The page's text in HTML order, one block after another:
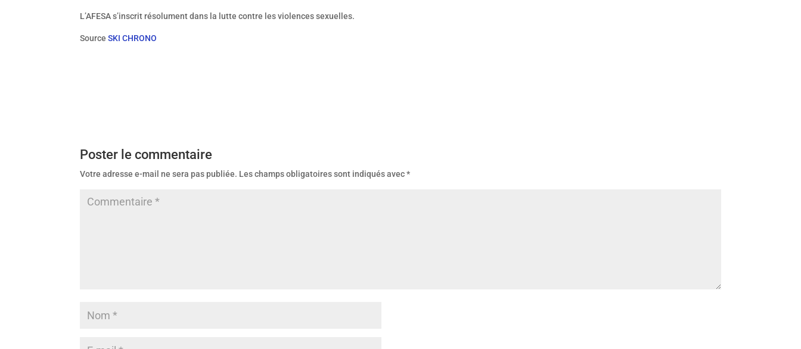
L’AFESA s’inscrit résolument dans la lutte contre les violences sexuelles.
SourceSKI CHRONO
Poster le commentaire
Votre adresse e-mail ne sera pas publiée. Les champs obligatoires sont indiqués avec*